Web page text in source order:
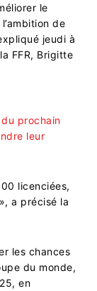
le
de
jeudi à
FFR, Brigitte
prochain
leur
licenciées,
a précisé la
les chances
du monde,
en